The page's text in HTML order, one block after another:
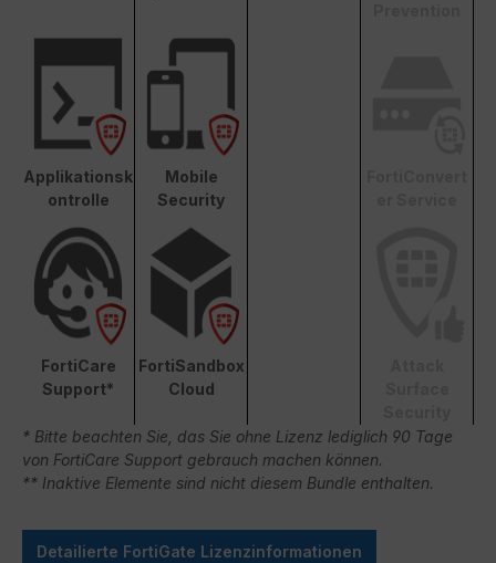
Applikationsk
ontrolle
Mobile
Security
FortiCare
Support*
FortiSandbox
Cloud
* Bitte beachten Sie, das Sie ohne Lizenz lediglich 90 Tage
von FortiCare Support gebrauch machen können.
** Inaktive Elemente sind nicht diesem Bundle enthalten.
Detailierte FortiGate Lizenzinformationen